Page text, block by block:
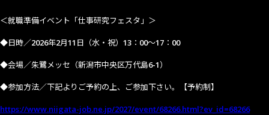
＜就職準備イベント「仕事研究フェスタ」＞
◆日時／2026年2月11 日（水・祝） 13 ： 00～17 ： 00
◆会場／朱鷺メッセ（新潟市中央区万代島6-1）
◆参加方法／下記よりご予約の上、ご参加下さい。【予約制】
https://www.niigata-job.ne.jp/2027/event/68266.html?ev_id=68266